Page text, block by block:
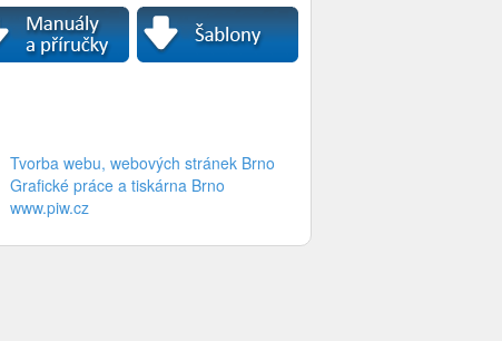
Tvorba webu, webových stránek Brno
Grafické práce a tiskárna Brno
www.piw.cz